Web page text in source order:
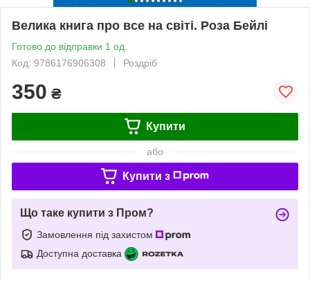
Велика книга про все на світі. Роза Бейлі
Готово до відправки 1 од.
Код: 9786176906308
Роздріб
350 ₴
Купити
або
Купити з
Що таке купити з Пром?
Замовлення під захистом
Доступна доставка